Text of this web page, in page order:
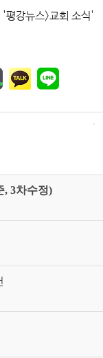
'평강뉴스>교회 소식'
, 3차수정)